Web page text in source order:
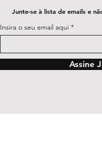
Junte-se à lista de emails e
Insira o seu email aqui
Assine